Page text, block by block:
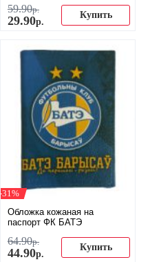
59.90р.
29.90р.
Купить
-31%
Обложка кожаная на
паспорт ФК БАТЭ
64.90р.
44.90р.
Купить